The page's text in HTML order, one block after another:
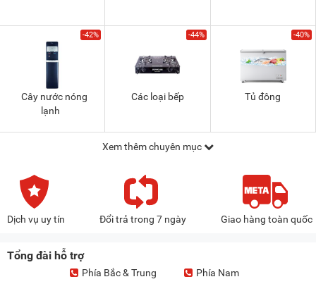
-42%
Cây nước nóng
lạnh
-44%
Các loại bếp
-40%
Tủ đông
Xem thêm chuyên mục
Dịch vụ uy tín Đổi trả trong 7 ngày Giao hàng toàn quốc
Tổng đài hỗ trợ
Phía Bắc & Trung
Phía Nam